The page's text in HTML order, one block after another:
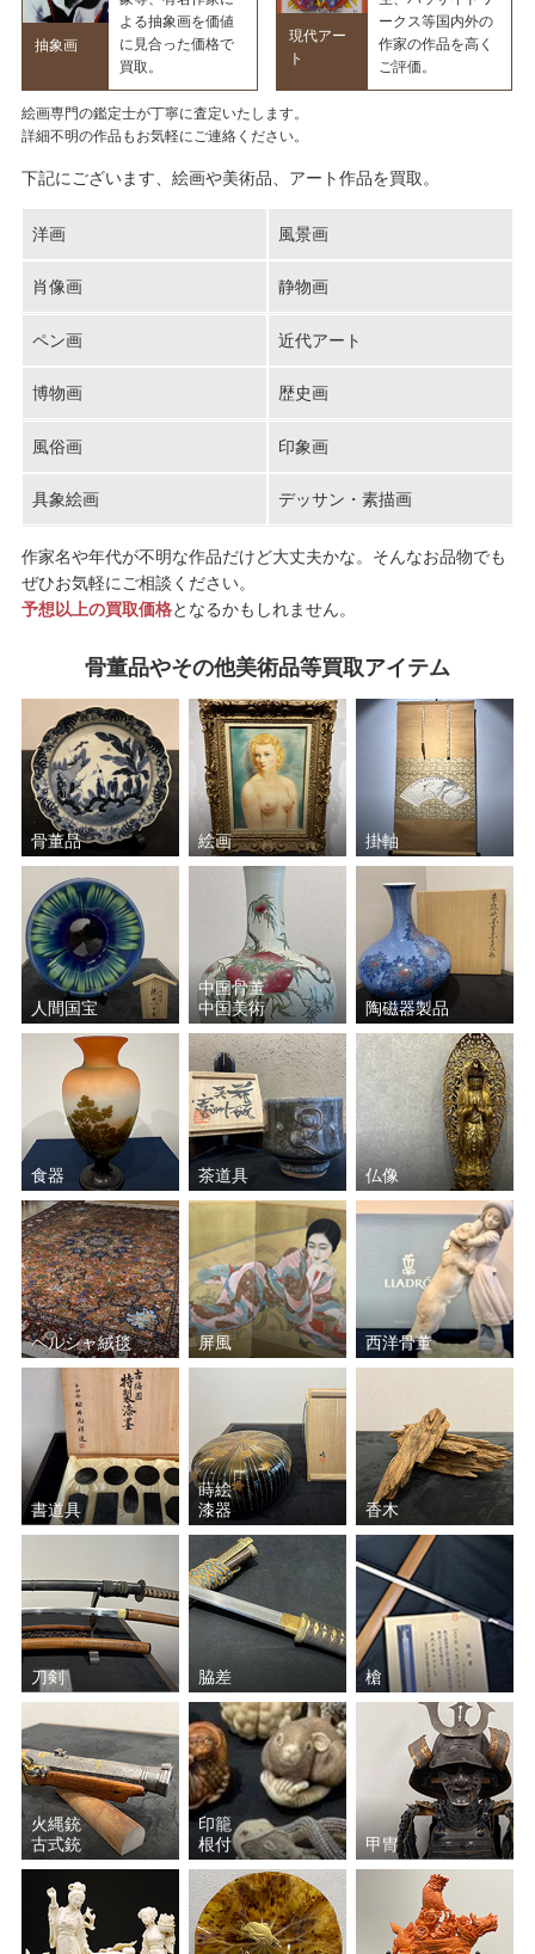
抽象画
よる抽象画を価値
に見合った価格で
買取。
現代アー
ト
ークス等国内外の
作家の作品を高く
ご評価。
絵画専門の鑑定士が丁寧に査定いたします。
詳細不明の作品もお気軽にご連絡ください。
下記にございます、絵画や美術品、アート作品を買取。
洋画 風景画
肖像画 静物画
ペン画 近代アート
博物画 歴史画
風俗画 印象画
具象絵画 デッサン・素描画
作家名や年代が不明な作品だけど大丈夫かな。そんなお品物でも
ぜひお気軽にご相談ください。
予想以上の買取価格となるかもしれません。
骨董品やその他美術品等買取アイテム
骨董品 絵画 掛軸
人間国宝
中国骨董
中国美術
陶磁器製品
食器 茶道具 仏像
ペルシャ絨毯 屏風 西洋骨董
書道具
蒔絵
漆器
香木
刀剣 脇差 槍
火縄銃
古式銃
印籠
根付
甲冑